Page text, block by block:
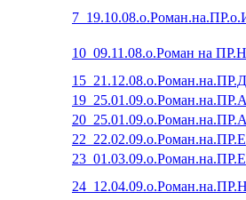
10_09.11.08.о.Роман на